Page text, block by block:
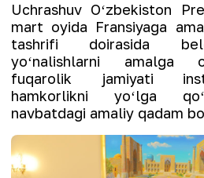
Uchrashuv Oʻzbekiston
mart oyida Fransiyaga
tashrifi doirasida
yoʻnalishlarni amalga
fuqarolik jamiyati
hamkorlikni yoʻlga
navbatdagi amaliy qadam